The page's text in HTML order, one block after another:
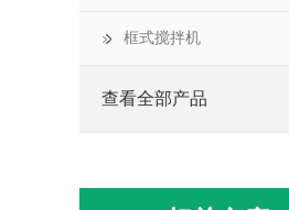
框式搅拌机
查看全部产品